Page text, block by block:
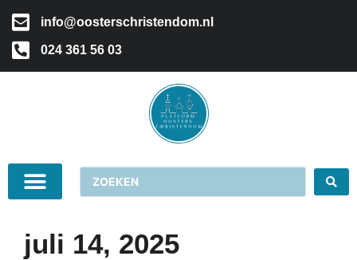
info@oosterschristendom.nl
024 361 56 03
juli 14, 2025